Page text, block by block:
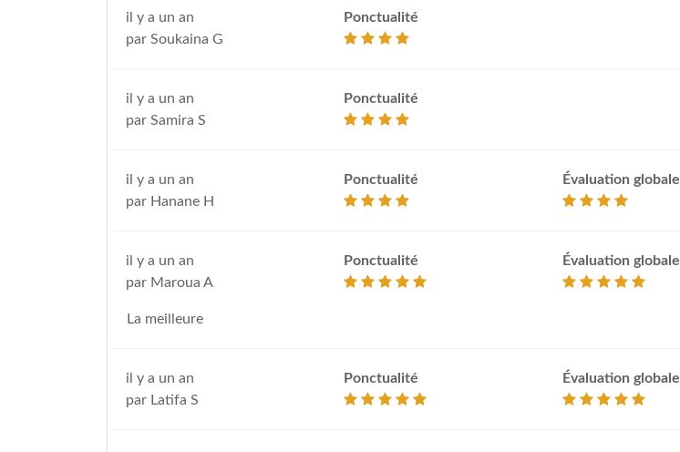
il y a un an
par Soukaina G
Ponctualité
il y a un an
par Samira S
Ponctualité
il y a un an
par Hanane H
Ponctualité Évaluation globale
il y a un an
par Maroua A
Ponctualité Évaluation globale
La meilleure
il y a un an
par Latifa S
Ponctualité Évaluation globale